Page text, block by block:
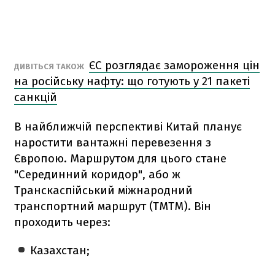
ДИВІТЬСЯ ТАКОЖ ЄС розглядає замороження цін
на російську нафту: що готують у 21 пакеті
санкцій
В найближчій перспективі Китай планує
наростити вантажні перевезення з
Європою. Маршрутом для цього стане
"Серединний коридор", або ж
Транскаспійський міжнародний
транспортний маршрут (ТМТМ). Він
проходить через:
Казахстан;